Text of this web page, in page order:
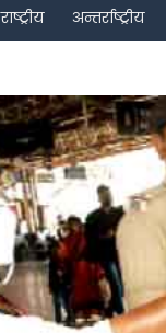
राष्ट्रीय अन्तर्राष्ट्रीय